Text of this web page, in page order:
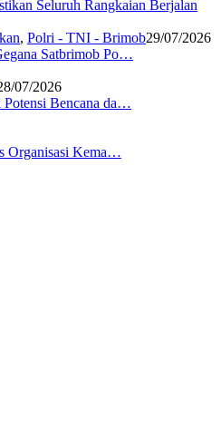
, Polri - TNI - Brimob29/07/2026
Satbrimob Po…
07/2026
Potensi Bencana da…
Organisasi Kema…